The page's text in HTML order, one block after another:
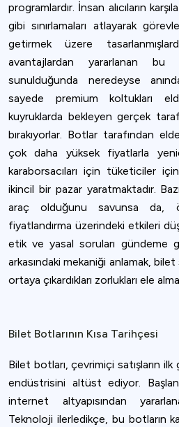
programlardır. İnsan alıcıların
gibi sınırlamaları atlayarak
getirmek üzere
avantajlardan yararlanan
sunulduğunda neredeyse
sayede premium koltukları
kuyruklarda bekleyen gerçek
bırakıyorlar. Botlar tarafından
çok daha yüksek fiyatlarla
karaborsacıları için tüketiciler
ikincil bir pazar yaratmaktadır.
araç olduğunu savunsa da,
fiyatlandırma üzerindeki etkileri
etik ve yasal soruları gündeme
arkasındaki mekaniği anlamak,
ortaya çıkardıkları zorlukları ele
Bilet Botlarının Kısa Tarihçesi
Bilet botları, çevrimiçi satışların
endüstrisini altüst ediyor.
internet altyapısından
Teknoloji ilerledikçe, bu botların